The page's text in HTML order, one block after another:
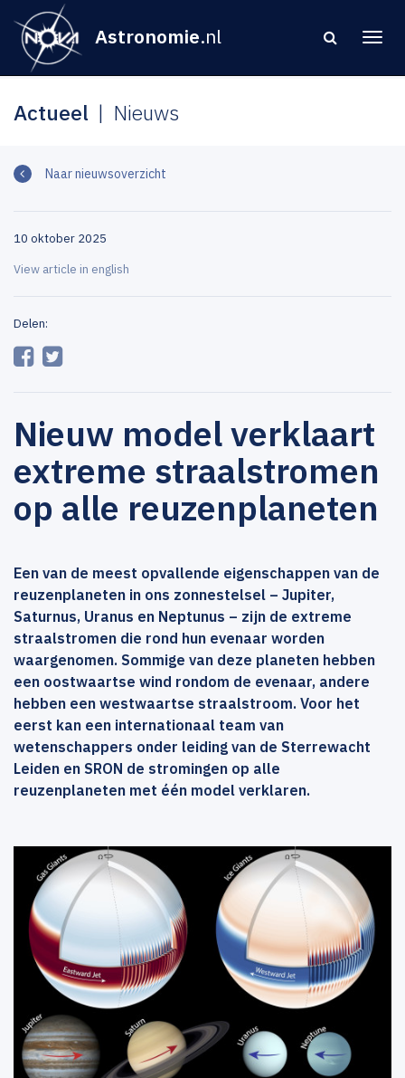
Astronomie.nl
Actueel Nieuws
Naar nieuwsoverzicht
10 oktober 2025
View article in english
Delen:
Nieuw model verklaart
extreme straalstromen
op alle reuzenplaneten
Een van de meest opvallende eigenschappen van de
reuzenplaneten in ons zonnestelsel – Jupiter,
Saturnus, Uranus en Neptunus – zijn de extreme
straalstromen die rond hun evenaar worden
waargenomen. Sommige van deze planeten hebben
een oostwaartse wind rondom de evenaar, andere
hebben een westwaartse straalstroom. Voor het
eerst kan een internationaal team van
wetenschappers onder leiding van de Sterrewacht
Leiden en SRON de stromingen op alle
reuzenplaneten met één model verklaren.